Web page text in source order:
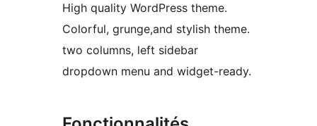
High quality WordPress theme.
Colorful, grunge,and stylish theme.
two columns, left sidebar
dropdown menu and widget-ready.